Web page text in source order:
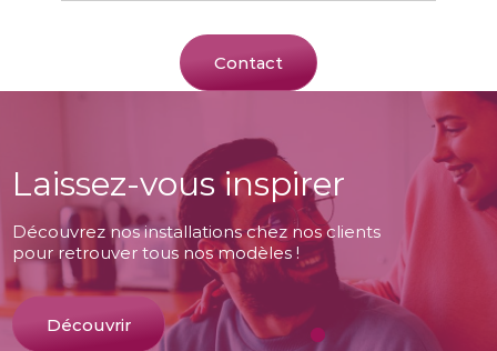
Contact
Laissez-vous inspirer
Découvrez nos installations chez nos clients
pour retrouver tous nos modèles !
Découvrir